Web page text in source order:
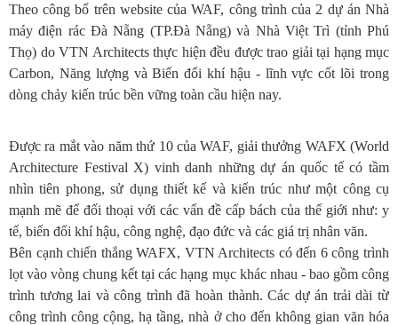
Theo công bố trên website của WAF, công trình của 2 dự án Nhà
máy điện rác Đà Nẵng (TP.Đà Nẵng) và Nhà Việt Trì (tỉnh Phú
Thọ) do VTN Architects thực hiện đều được trao giải tại hạng mục
Carbon, Năng lượng và Biến đổi khí hậu - lĩnh vực cốt lõi trong
dòng chảy kiến trúc bền vững toàn cầu hiện nay.
Được ra mắt vào năm thứ 10 của WAF, giải thưởng WAFX (World
Architecture Festival X) vinh danh những dự án quốc tế có tầm
nhìn tiên phong, sử dụng thiết kế và kiến trúc như một công cụ
mạnh mẽ để đối thoại với các vấn đề cấp bách của thế giới như: y
tế, biến đổi khí hậu, công nghệ, đạo đức và các giá trị nhân văn.
Bên cạnh chiến thắng WAFX, VTN Architects có đến 6 công trình
lọt vào vòng chung kết tại các hạng mục khác nhau - bao gồm công
trình tương lai và công trình đã hoàn thành. Các dự án trải dài từ
công trình công cộng, hạ tầng, nhà ở cho đến không gian văn hóa